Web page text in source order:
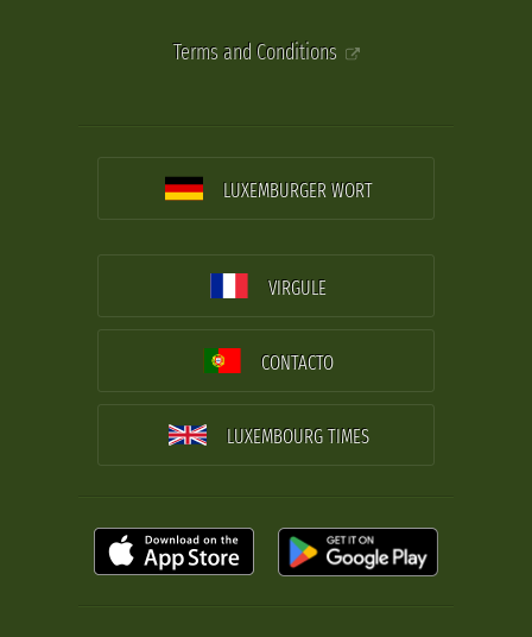
Terms and Conditions
LUXEMBURGER WORT
VIRGULE
CONTACTO
LUXEMBOURG TIMES